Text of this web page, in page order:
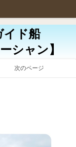
イド船
シャン】
次のページ